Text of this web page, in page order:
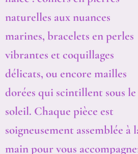
naturelles aux nuances
marines, bracelets en perles
vibrantes et coquillages
délicats, ou encore mailles
dorées qui scintillent sous le
soleil. Chaque pièce est
soigneusement assemblée à
main pour vous